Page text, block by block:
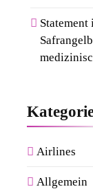
Airlines
Allgemein